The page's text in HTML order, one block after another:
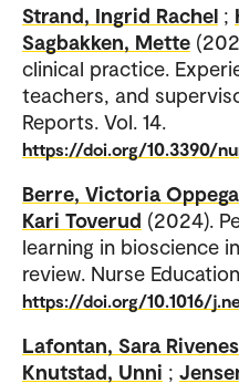
Strand, Ingrid Rachel ;
Sagbakken, Mette
clinical practice.
teachers, and
Reports. Vol. 14.
https://doi.org/10.3390/
Berre, Victoria
Kari Toverud (2024).
learning in bioscience
review. Nurse Education
https://doi.org/10.1016/
Lafontan, Sara Rivenes
Knutstad, Unni ;